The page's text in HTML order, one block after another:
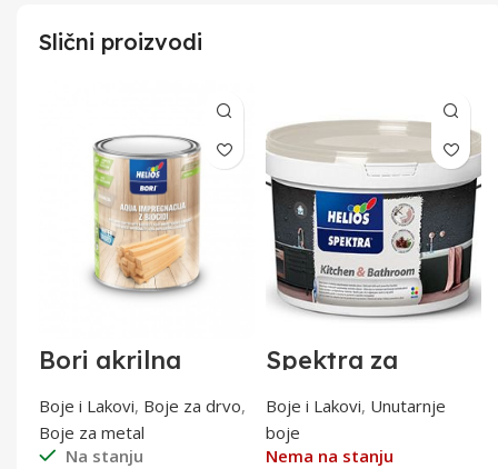
Slični proizvodi
Bori akrilna
0,75l
Boje i Lakovi, Boje za drvo,
Boje za metal
Na stanju
Spektra za
kuhinje i
kupaonice 2lit
Boje i Lakovi, Unutarnje
boje
Nema na stanju